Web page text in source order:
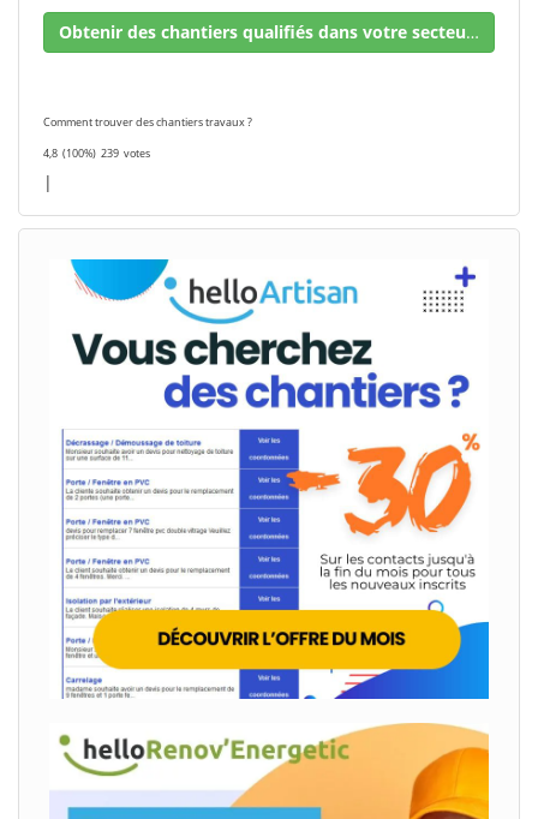
Obtenir des chantiers qualifiés dans votre secteur !
Comment trouver des chantiers travaux ?
4,8 (100%) 239 votes
|